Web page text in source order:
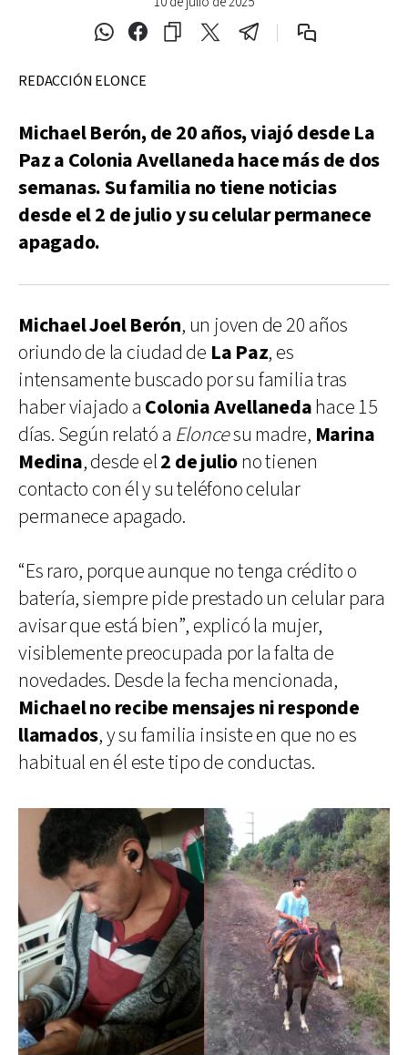
REDACCIÓN ELONCE
Michael Berón, de 20 años, viajó desde La
Paz a Colonia Avellaneda hace más de dos
semanas. Su familia no tiene noticias
desde el 2 de julio y su celular permanece
apagado.
Michael Joel Berón, un joven de 20 años
oriundo de la ciudad de La Paz, es
intensamente buscado por su familia tras
haber viajado a Colonia Avellanedahace 15
días. Según relató a Eloncesu madre, Marina
Medina, desde el2 de juliono tienen
contacto con él y su teléfono celular
permanece apagado.
“Es raro, porque aunque no tenga crédito o
batería, siempre pide prestado un celular para
avisar que está bien”, explicó la mujer,
visiblemente preocupada por la falta de
novedades. Desde la fecha mencionada,
Michael no recibe mensajes ni responde
llamados, y su familia insiste en que no es
habitual en él este tipo de conductas.